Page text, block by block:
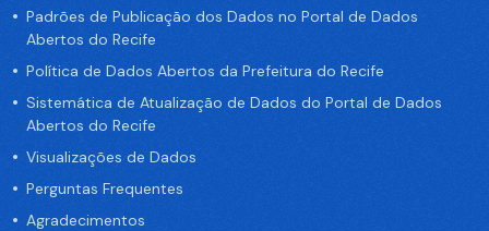
Padrões de Publicação dos Dados no Portal de Dados
Abertos do Recife
Política de Dados Abertos da Prefeitura do Recife
Sistemática de Atualização de Dados do Portal de Dados
Abertos do Recife
Visualizações de Dados
Perguntas Frequentes
Agradecimentos